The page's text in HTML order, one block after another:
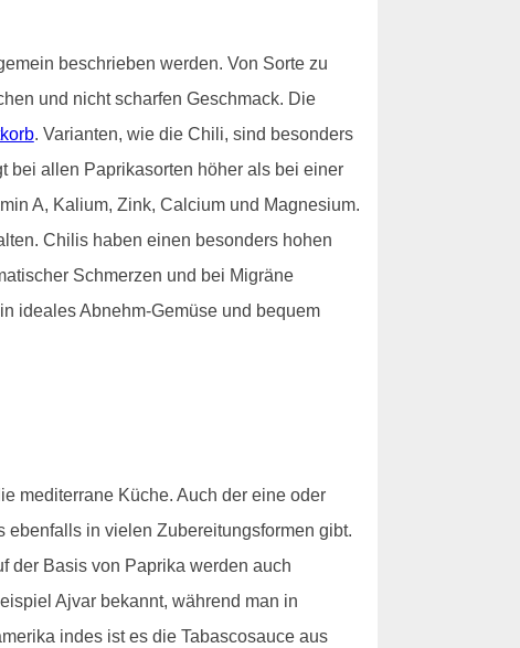
beschrieben werden. Von Sorte zu
und nicht scharfen Geschmack. Die
. Varianten, wie die Chili, sind besonders
bei allen Paprikasorten höher als bei einer
A, Kalium, Zink, Calcium und Magnesium.
Chilis haben einen besonders hohen
Schmerzen und bei Migräne
ideales Abnehm-Gemüse und bequem
mediterrane Küche. Auch der eine oder
in vielen Zubereitungsformen gibt.
der Basis von Paprika werden auch
Ajvar bekannt, während man in
indes ist es die Tabascosauce aus